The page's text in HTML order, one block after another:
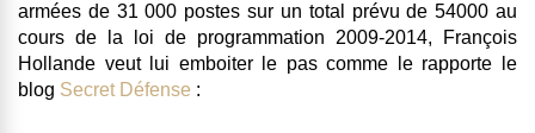
armées de 31 000 postes sur un total prévu de 54000 au
cours de la loi de programmation 2009-2014,
François
Hollande veut lui emboiter le pascomme le rapporte le
blog Secret Défense :